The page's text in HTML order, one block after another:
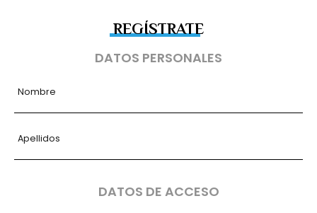
REGÍSTRATE
DATOS PERSONALES
Nombre
Apellidos
DATOS DE ACCESO